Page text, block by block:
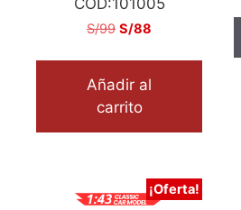
S/99 S/88
Añadir al
carrito
¡Oferta!